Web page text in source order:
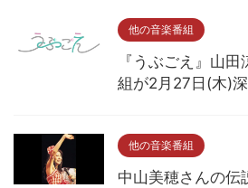
他の音楽番組
『うぶごえ』山
組が2月27日(木)
他の音楽番組
中山美穂さんの伝